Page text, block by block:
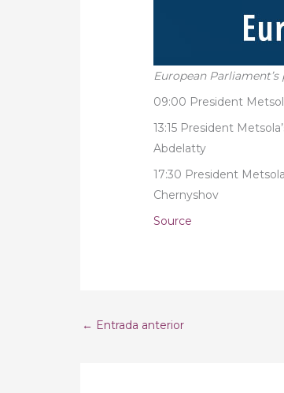
European
09:00 President
13:15 President
Abdelatty
17:30 President
Chernyshov
Source
← Entrada anterior